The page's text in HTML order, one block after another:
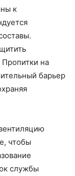
к
Пропитки на
барьер
чтобы
службы